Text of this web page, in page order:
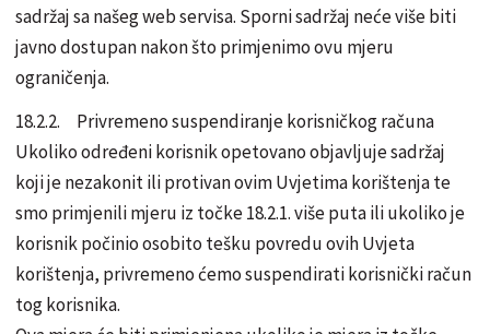
sadržaj sa našeg web servisa. Sporni sadržaj neće više biti
javno dostupan nakon što primjenimo ovu mjeru
ograničenja.
18.2.2. Privremeno suspendiranje korisničkog računa
Ukoliko određeni korisnik opetovano objavljuje sadržaj
koji je nezakonit ili protivan ovim Uvjetima korištenja te
smo primjenili mjeru iz točke 18.2.1. više puta ili ukoliko je
korisnik počinio osobito tešku povredu ovih Uvjeta
korištenja, privremeno ćemo suspendirati korisnički račun
tog korisnika.